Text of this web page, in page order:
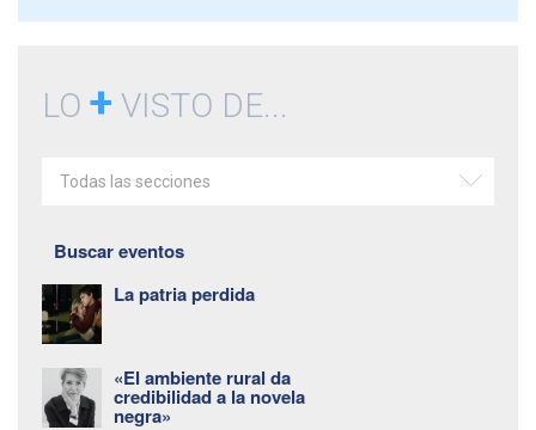
LO + VISTO DE...
Todas las secciones
Buscar eventos
La patria perdida
«El ambiente rural da
credibilidad a la novela
negra»